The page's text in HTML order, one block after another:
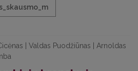
| Valdas Puodžiūnas | Arnoldas